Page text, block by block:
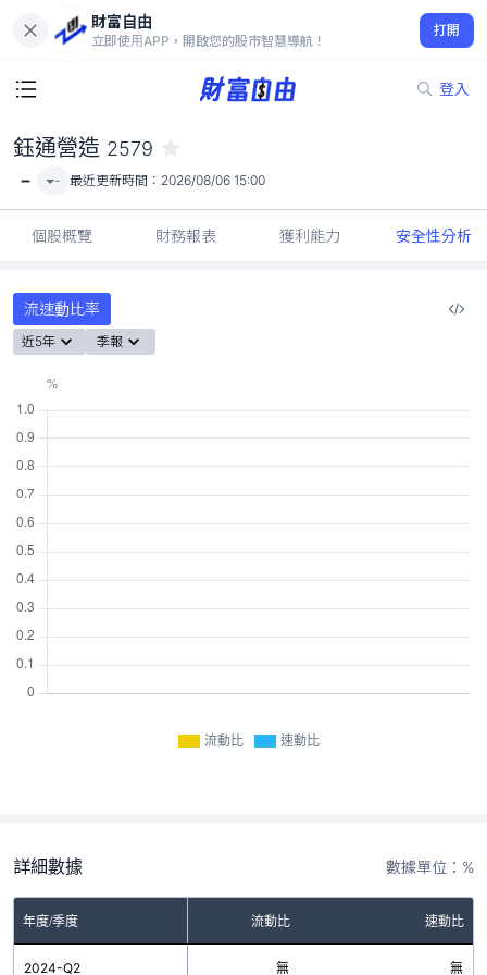
財富自由
立即使用APP，開啟您的股市智慧導航！
打開
登入
-
鈺通營造 2579
- - 最近更新時間： 2026/08/06 15:00
個股概覽 財務報表 獲利能力 安全性分析
流速動比率
近5年 季報
流動比 速動比
詳細數據 數據單位：%
年度/季度 流動比 速動比
2024-Q2 無 無